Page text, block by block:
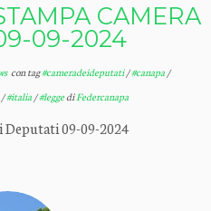
CAMERA
09-2024
con tag#cameradeideputati/#canapa /
/#italia /#leggediFedercanapa
Deputati 09-09-2024